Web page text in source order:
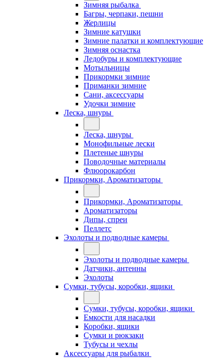
Зимняя рыбалка
Багры, черпаки, пешни
Жерлицы
Зимние катушки
Зимние палатки и комплектующие
Зимняя оснастка
Ледобуры и комплектующие
Мотыльницы
Прикормки зимние
Приманки зимние
Сани, аксессуары
Удочки зимние
Леска, шнуры
Леска, шнуры
Монофильные лески
Плетеные шнуры
Поводочные материалы
Флюорокарбон
Прикормки, Ароматизаторы
Прикормки, Ароматизаторы
Ароматизаторы
Дипы, спреи
Пеллетс
Эхолоты и подводные камеры
Эхолоты и подводные камеры
Датчики, антенны
Эхолоты
Сумки, тубусы, коробки, ящики
Сумки, тубусы, коробки, ящики
Емкости для насадки
Коробки, ящики
Сумки и рюкзаки
Тубусы и чехлы
Аксессуары для рыбалки